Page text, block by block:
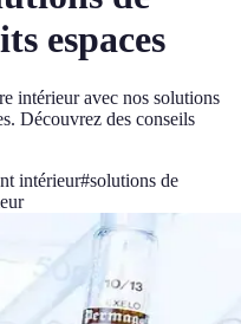
espaces
intérieur avec nos solutions
Découvrez des conseils
intérieur#solutions de